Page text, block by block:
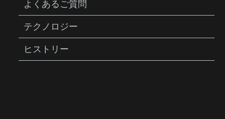
よくあるご質問
テクノロジー
ヒストリー
TIRE LEVER
タイヤ レバー (TRK-T048)
商品説明